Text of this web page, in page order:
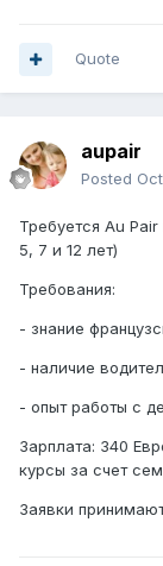
Quote
aupair
Posted
Требуется Au
5, 7 и 12 лет)
Требования:
- знание
- наличие
- опыт работы с
Зарплата: 340
курсы за счет
Заявки